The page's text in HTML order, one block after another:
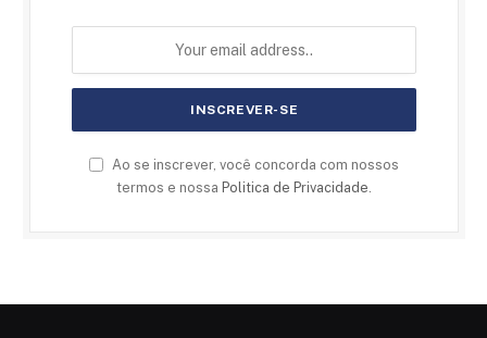
Ao se inscrever, você concorda com nossos
termos e nossa Politica de Privacidade.